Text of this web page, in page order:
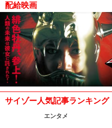
配給映画
サイゾー人気記事ランキング
エンタメ